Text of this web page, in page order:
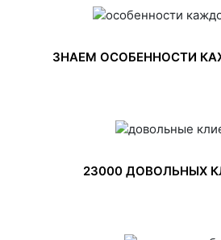
ЗНАЕМ ОСОБЕННОСТИ
23000 ДОВОЛЬНЫХ